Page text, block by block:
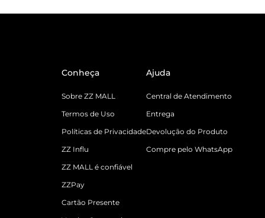
Conheça
Sobre ZZ MALL
Termos de Uso
Políticas de Privacidade
ZZ Influ
ZZ MALL é confiável
ZZPay
Cartão Presente
Ajuda
Central de Atendimento
Entrega
Devolução do Produto
Compre pelo WhatsApp